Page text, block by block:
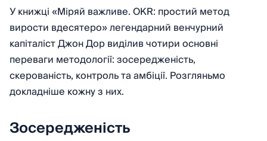
У книжці «Міряй важливе. OKR: простий метод
вирости вдесятеро» легендарний венчурний
капіталіст Джон Дор виділив чотири основні
переваги методології: зосередженість,
скерованість, контроль та амбіції. Розгляньмо
докладніше кожну з них.
Зосередженість